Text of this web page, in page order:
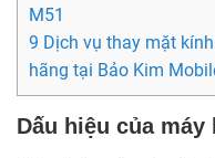
M51
9 Dịch vụ thay mặt
hãng tại Bảo Kim
Dấu hiệu của